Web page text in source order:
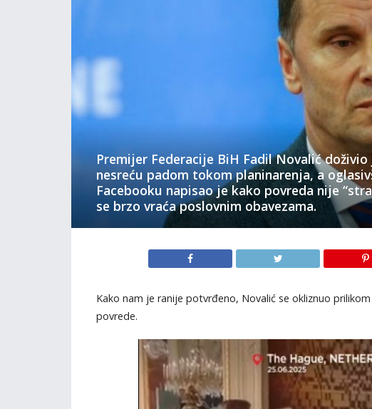
Premijer Federacije BiH Fadil Novalić doživio
nesreću padom tokom planinarenja, a
Facebooku napisao je kako povreda nije
se brzo vraća poslovnim obavezama.
Kako nam je ranije potvrđeno, Novalić se okliznuo
povrede.